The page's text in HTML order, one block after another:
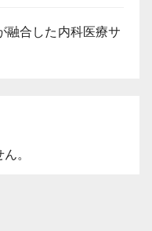
融合した内科医療サ
。